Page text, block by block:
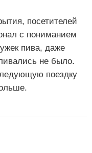
посетителей
с пониманием
пива, даже
не было.
поездку